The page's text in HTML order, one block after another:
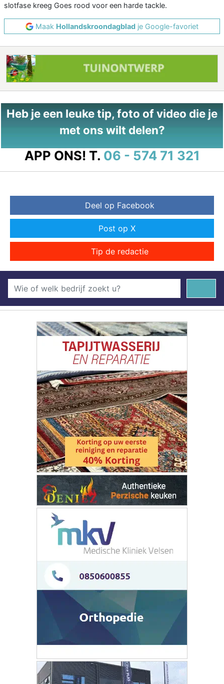
slotfase kreeg Goes rood voor een harde tackle.
Maak Hollandskroondagblad je Google-favoriet
Heb je een leuke tip, foto of video die je
met ons wilt delen?
APP ONS! T. 06 - 574 71 321
Deel op Facebook
Post op X
Tip de redactie